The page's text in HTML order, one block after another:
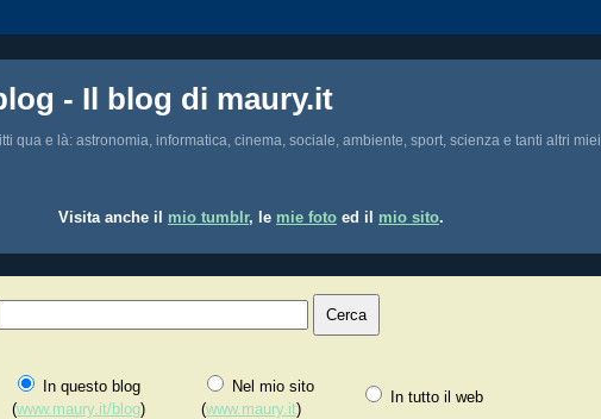
- Il blog di maury.it
qua e là: astronomia, informatica, cinema, sociale, ambiente, sport, scienza e tanti altri miei
Visita anche il mio tumblr, le mie foto ed il mio sito.
In questo blog
(www.maury.it/blog)
Nel mio sito
(www.maury.it)
In tutto il web